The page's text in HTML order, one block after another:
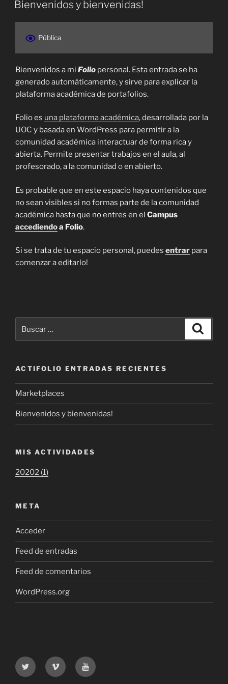
Bienvenidos y bienvenidas!
Pública
Bienvenidos a mi Folio personal. Esta entrada se ha
generado automáticamente, y sirve para explicar la
plataforma académica de portafolios.
Folio es una plataforma académica, desarrollada por la
UOC y basada en WordPress para permitir a la
comunidad académica interactuar de forma rica y
abierta. Permite presentar trabajos en el aula, al
profesorado, a la comunidad o en abierto.
Es probable que en este espacio haya contenidos que
no sean visibles si no formas parte de la comunidad
académica hasta que no entres en el Campus
accediendoa Folio.
Si se trata de tu espacio personal, puedes entrar para
comenzar a editarlo!
por:
ACTIFOLIO ENTRADAS RECIENTES
Marketplaces
Bienvenidos y bienvenidas!
MIS ACTIVIDADES
20202 (1)
META
Acceder
Feed de entradas
Feed de comentarios
WordPress.org
Twitter
UOC
Vimeo
UOC
Youtube
UOC